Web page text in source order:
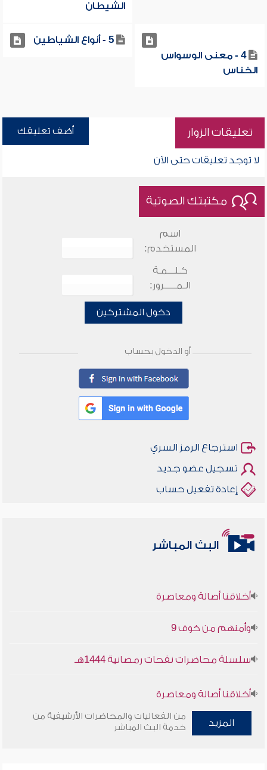
الشيطان
4 - معنى الوسواس
الخناس
5 - أنواع الشياطين
تعليقات الزوار أضف تعليقك
لا توجد تعليقات حتى الآن
مكتبتك الصوتية
اسم
المستخدم:
كـلـــمـة
الـمـــــرور:
دخول المشتركين
أو الدخول بحساب
استرجاع الرمز السري
تسجيل عضو جديد
إعادة تفعيل حساب
البث المباشر
أخلاقنا أصالة ومعاصرة
وأمنهم من خوف 9
سلسلة محاضرات نفحات رمضانية 1444هـ
أخلاقنا أصالة ومعاصرة
وأمنهم من خوف 9
المزيد
من الفعاليات والمحاضرات الأرشيفية من
خدمة البث المباشر